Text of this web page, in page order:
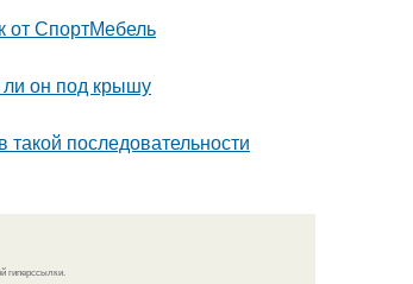
от СпортМебель
он под крышу
последовательности
гиперссылки.